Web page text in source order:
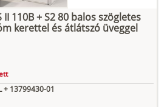
II 110B + S2 80 balos szögletes
kerettel és átlátszó üveggel
+ 13799430-01